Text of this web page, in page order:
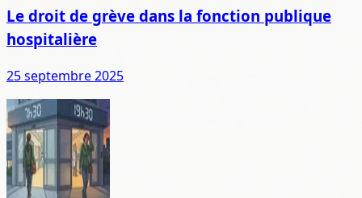
Le droit de grève dans la fonction publique
hospitalière
25 septembre 2025